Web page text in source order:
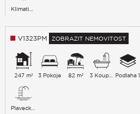
V1323PM ZOBRAZIT NEMOVITOST
247 m² 3 Pokoje 82 m² 3 Koupelna Podlaha 1